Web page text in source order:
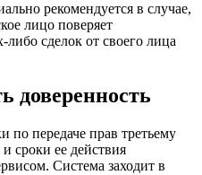
рекомендуется в случае,
лицо поверяет
сделок от своего лица
доверенность
по передаче прав третьему
сроки ее действия
Система заходит в